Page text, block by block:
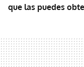
que las puedes